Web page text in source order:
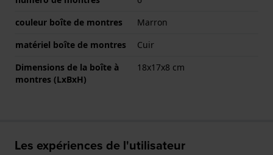
couleur boîte de montres
Marron
matériel boîte de montres
Cuir
Dimensions de la boîte à
montres (LxBxH)
18x17x8 cm
Les expériences de l'utilisateur